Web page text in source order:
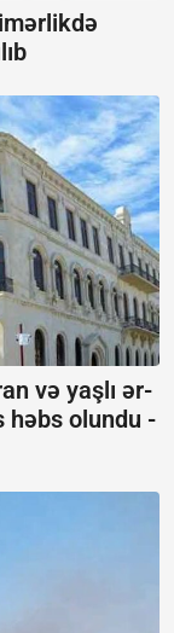
və yaşlı ər-
həbs olundu -